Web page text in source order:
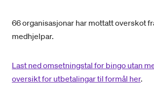
66 organisasjonar har mottatt overskot
medhjelpar.
Last ned omsetningstal for bingo utan
oversikt for utbetalingar til formål her.